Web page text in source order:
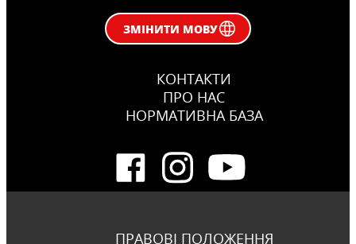
ЗМІНИТИ МОВУ
КОНТАКТИ
ПРО НАС
НОРМАТИВНА БАЗА
ПРАВОВІ ПОЛОЖЕННЯ